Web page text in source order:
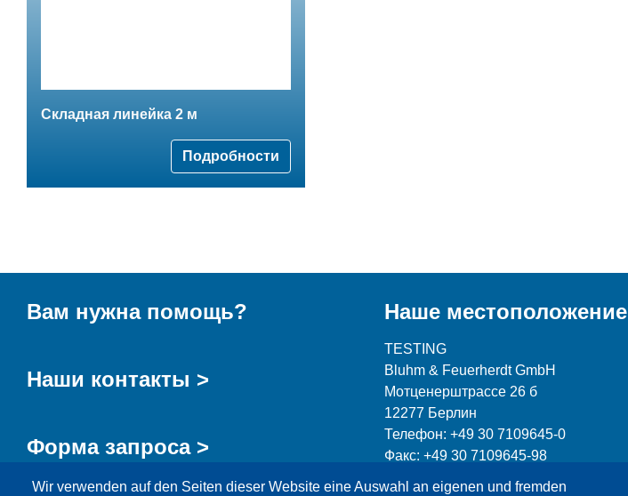
Складная линейка 2 м
Подробности
Wir verwenden auf den Seiten dieser Website eine Auswahl an eigenen und fremden
Вам нужна помощь?
Наши контакты >
Форма запроса >
Наше местоположение
TESTING
Bluhm & Feuerherdt GmbH
Мотценерштрассе 26 б
12277 Берлин
Телефон: +49 30 7109645-0
Факс: +49 30 7109645-98
info@testing.de